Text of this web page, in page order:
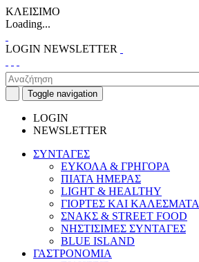
ΚΛΕΙΣΙΜΟ
Loading...
LOGIN NEWSLETTER
Toggle navigation
LOGIN
NEWSLETTER
ΣΥΝΤΑΓΕΣ
ΕΥΚΟΛΑ & ΓΡΗΓΟΡΑ
ΠΙΑΤΑ ΗΜΕΡΑΣ
LIGHT & HEALTHY
ΓΙΟΡΤΕΣ ΚΑΙ ΚΑΛΕΣΜΑΤΑ
ΣΝΑΚΣ & STREET FOOD
ΝΗΣΤΙΣΙΜΕΣ ΣΥΝΤΑΓΕΣ
BLUE ISLAND
ΓΑΣΤΡΟΝΟΜΙΑ